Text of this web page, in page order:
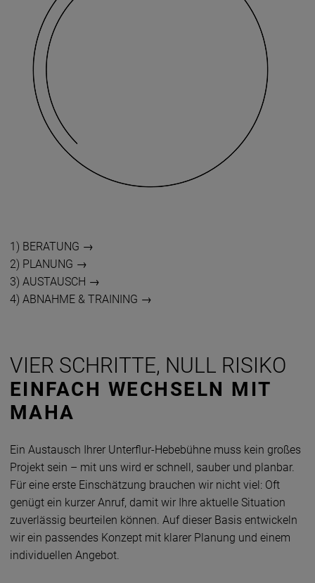
1) BERATUNG →
2) PLANUNG →
3) AUSTAUSCH →
4) ABNAHME & TRAINING →
VIER SCHRITTE, NULL RISIKO
EINFACH WECHSELN MIT
MAHA
Ein Austausch Ihrer Unterflur-Hebebühne muss kein großes
Projekt sein – mit uns wird er schnell, sauber und planbar.
Für eine erste Einschätzung brauchen wir nicht viel: Oft
genügt ein kurzer Anruf, damit wir Ihre aktuelle Situation
zuverlässig beurteilen können. Auf dieser Basis entwickeln
wir ein passendes Konzept mit klarer Planung und einem
individuellen Angebot.